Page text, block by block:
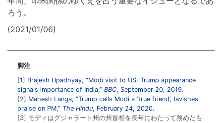
ろう。
(2021/01/06)
脚注
1
Brajesh Upadhyay, “Modi visit to US: Trump appearance
signals importance of India,” BBC, September 20, 2019.
2
Mahesh Langa, “Trump calls Modi a ‘true friend’, lavishes
praise on PM,” The Hindu, February 24, 2020.
3
モディはグジャラート州の州首相を長年にわたって務めたも